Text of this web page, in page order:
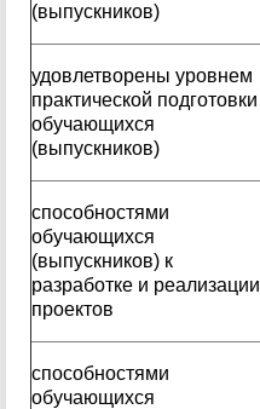
(выпускников)
удовлетворены уровнем
практической подготовки
обучающихся
(выпускников)
способностями
обучающихся
(выпускников) к
разработке и реализации
проектов
способностями
обучающихся